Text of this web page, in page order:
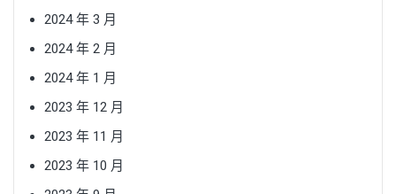
2024 年 3 月
2024 年 2 月
2024 年 1 月
2023 年 12 月
2023 年 11 月
2023 年 10 月